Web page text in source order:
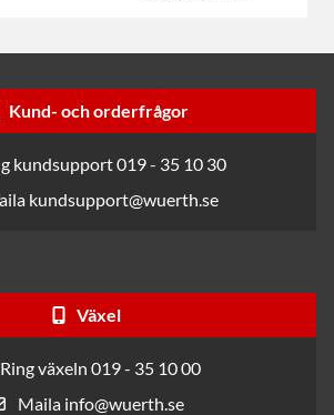
Kund- och orderfrågor
kundsupport 019 - 35 10 30
kundsupport@wuerth.se
Växel
Ring växeln 019 - 35 10 00
Maila info@wuerth.se